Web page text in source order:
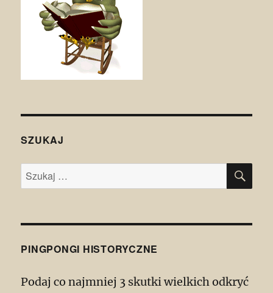
SZUKAJ
Szukaj:
PINGPONGI HISTORYCZNE
Podaj co najmniej 3 skutki wielkich odkryć